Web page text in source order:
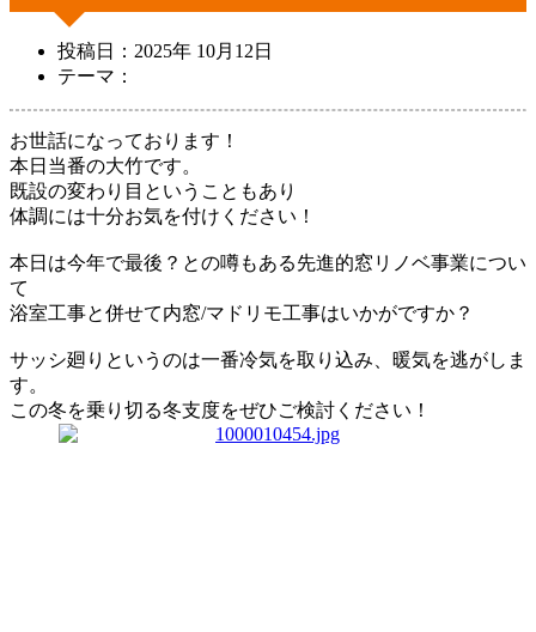
投稿日：2025年 10月12日
テーマ：
お世話になっております！
本日当番の大竹です。
既設の変わり目ということもあり
体調には十分お気を付けください！
本日は今年で最後？との噂もある先進的窓リノベ事業につい
て
浴室工事と併せて内窓/マドリモ工事はいかがですか？
サッシ廻りというのは一番冷気を取り込み、暖気を逃がしま
す。
この冬を乗り切る冬支度をぜひご検討ください！